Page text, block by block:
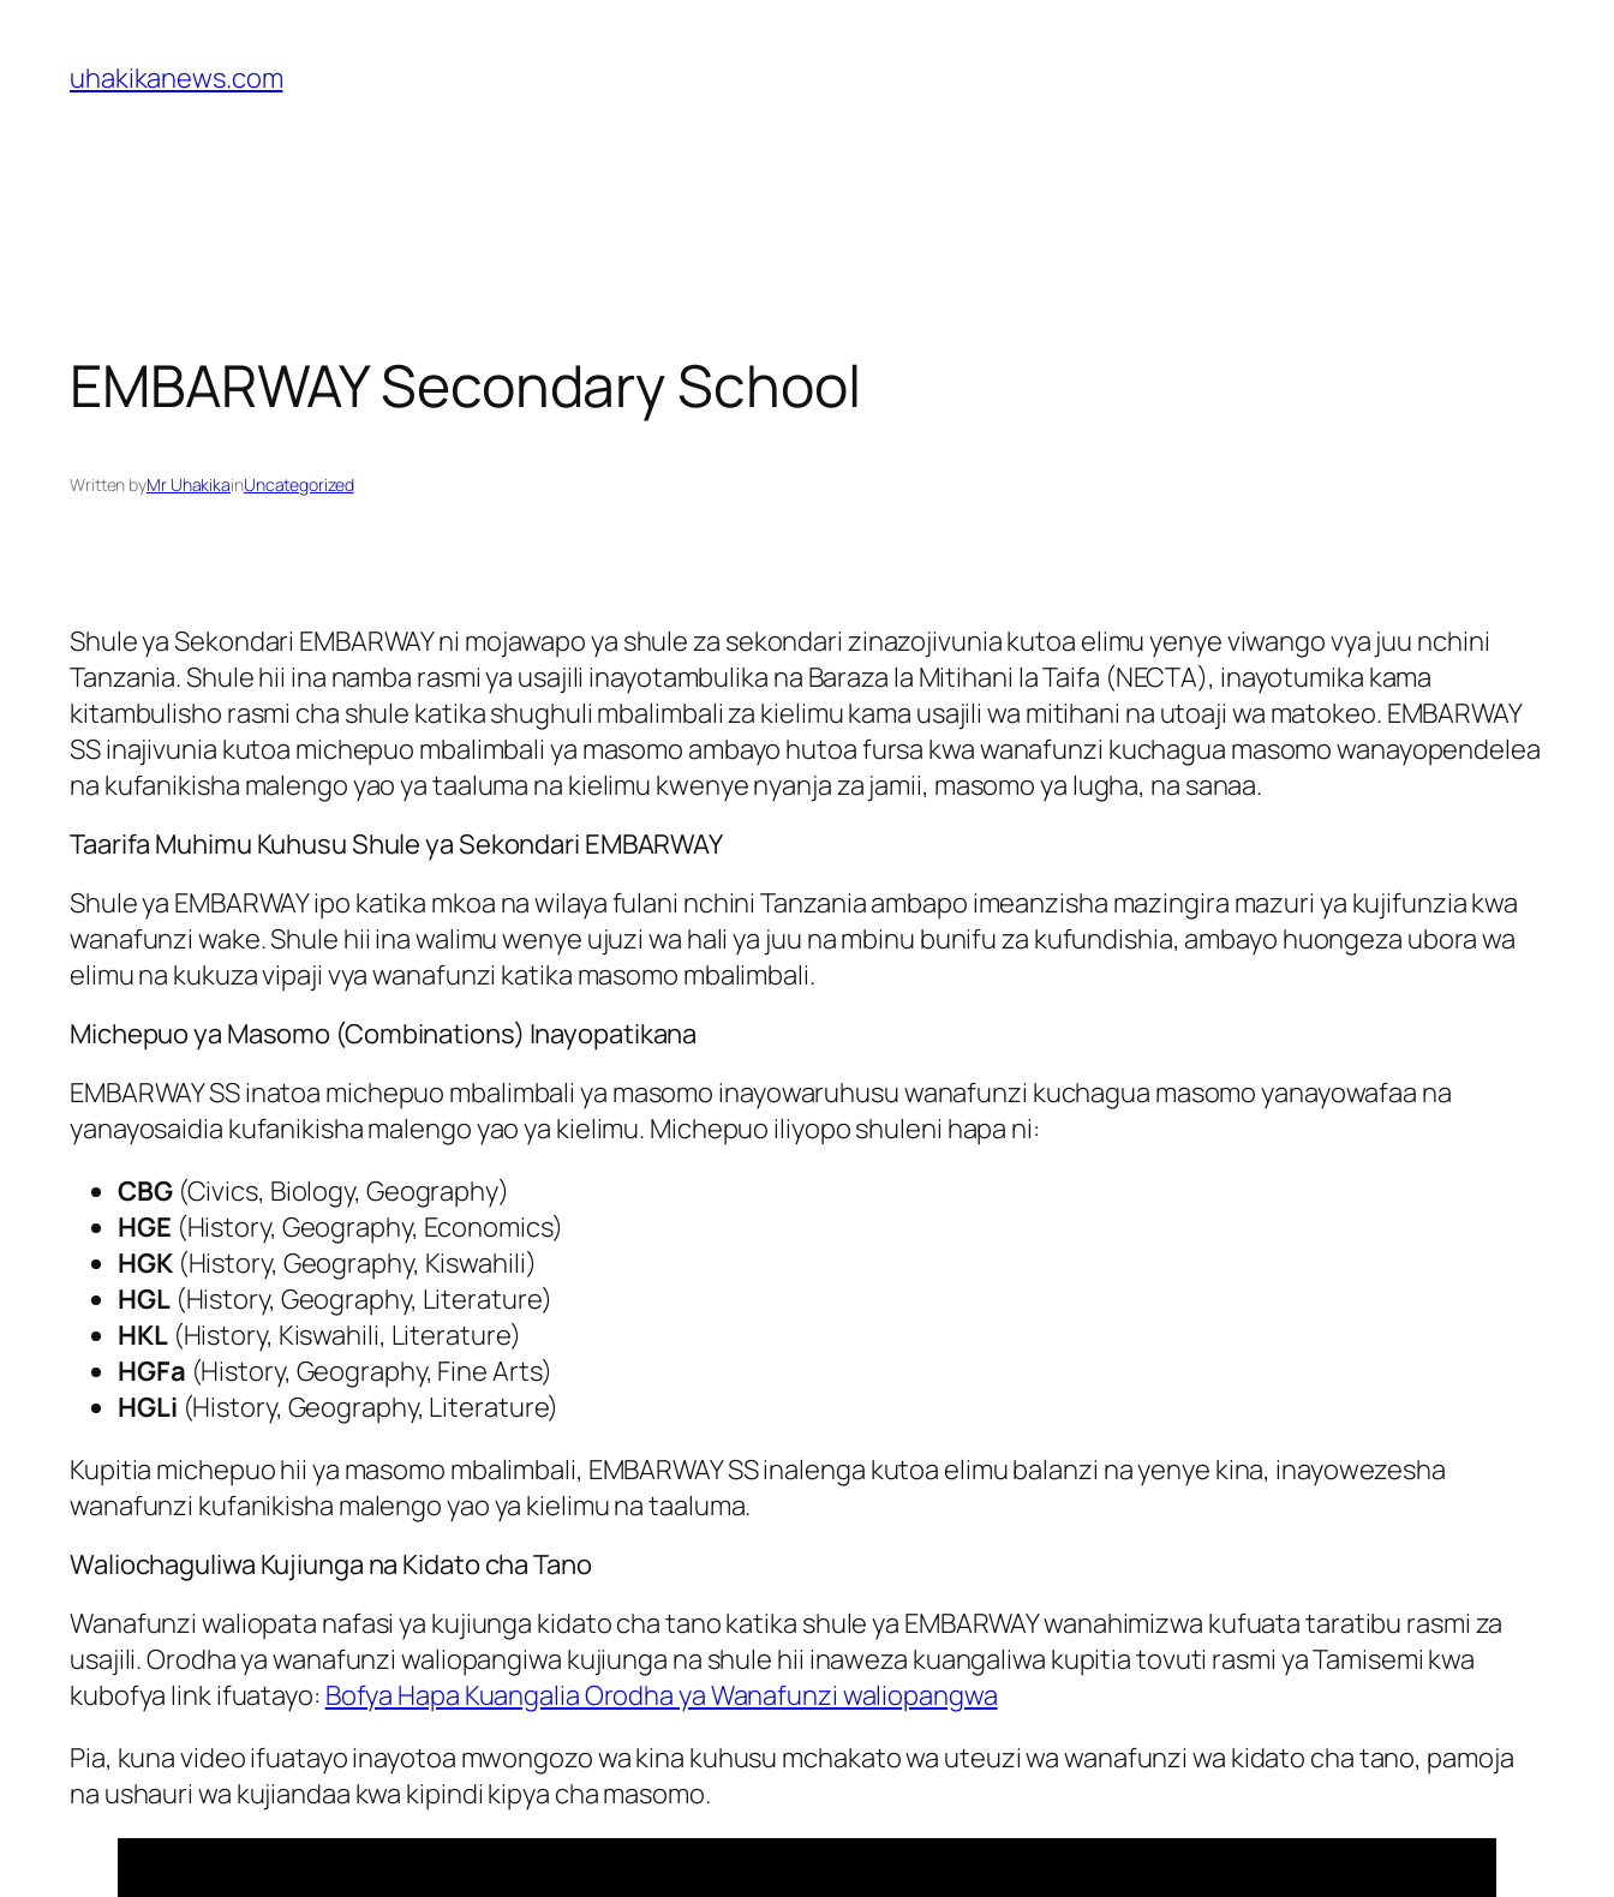
content
uhakikanews.com
EMBARWAY Secondary School
Written byMr UhakikainUncategorized
Shule ya Sekondari EMBARWAY ni mojawapo ya shule za sekondari zinazojivunia kutoa elimu yenye viwango vya juu nchini
Tanzania. Shule hii ina namba rasmi ya usajili inayotambulika na Baraza la Mitihani la Taifa (NECTA), inayotumika kama
kitambulisho rasmi cha shule katika shughuli mbalimbali za kielimu kama usajili wa mitihani na utoaji wa matokeo. EMBARWAY
SS inajivunia kutoa michepuo mbalimbali ya masomo ambayo hutoa fursa kwa wanafunzi kuchagua masomo wanayopendelea
na kufanikisha malengo yao ya taaluma na kielimu kwenye nyanja za jamii, masomo ya lugha, na sanaa.
Taarifa Muhimu Kuhusu Shule ya Sekondari EMBARWAY
Shule ya EMBARWAY ipo katika mkoa na wilaya fulani nchini Tanzania ambapo imeanzisha mazingira mazuri ya kujifunzia kwa
wanafunzi wake. Shule hii ina walimu wenye ujuzi wa hali ya juu na mbinu bunifu za kufundishia, ambayo huongeza ubora wa
elimu na kukuza vipaji vya wanafunzi katika masomo mbalimbali.
Michepuo ya Masomo (Combinations) Inayopatikana
EMBARWAY SS inatoa michepuo mbalimbali ya masomo inayowaruhusu wanafunzi kuchagua masomo yanayowafaa na
yanayosaidia kufanikisha malengo yao ya kielimu. Michepuo iliyopo shuleni hapa ni:
CBG(Civics, Biology, Geography)
HGE (History, Geography, Economics)
HGK(History, Geography, Kiswahili)
HGL(History, Geography, Literature)
HKL(History, Kiswahili, Literature)
HGFa (History, Geography, Fine Arts)
HGLi (History, Geography, Literature)
Kupitia michepuo hii ya masomo mbalimbali, EMBARWAY SS inalenga kutoa elimu balanzi na yenye kina, inayowezesha
wanafunzi kufanikisha malengo yao ya kielimu na taaluma.
Waliochaguliwa Kujiunga na Kidato cha Tano
Wanafunzi waliopata nafasi ya kujiunga kidato cha tano katika shule ya EMBARWAY wanahimizwa kufuata taratibu rasmi za
usajili. Orodha ya wanafunzi waliopangiwa kujiunga na shule hii inaweza kuangaliwa kupitia tovuti rasmi ya Tamisemi kwa
kubofya link ifuatayo: Bofya Hapa Kuangalia Orodha ya Wanafunzi waliopangwa
Pia, kuna video ifuatayo inayotoa mwongozo wa kina kuhusu mchakato wa uteuzi wa wanafunzi wa kidato cha tano, pamoja
na ushauri wa kujiandaa kwa kipindi kipya cha masomo.